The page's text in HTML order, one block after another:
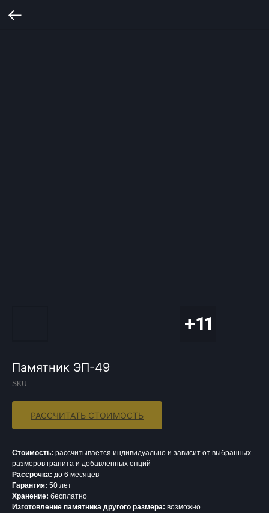
Памятник ЭП-49
SKU:
РАССЧИТАТЬ СТОИМОСТЬ
Стоимость: рассчитывается индивидуально и зависит от выбранных
размеров гранита и добавленных опций
Рассрочка: до 6 месяцев
Гарантия: 50 лет
Хранение: бесплатно
Изготовление памятника другого размера: возможно